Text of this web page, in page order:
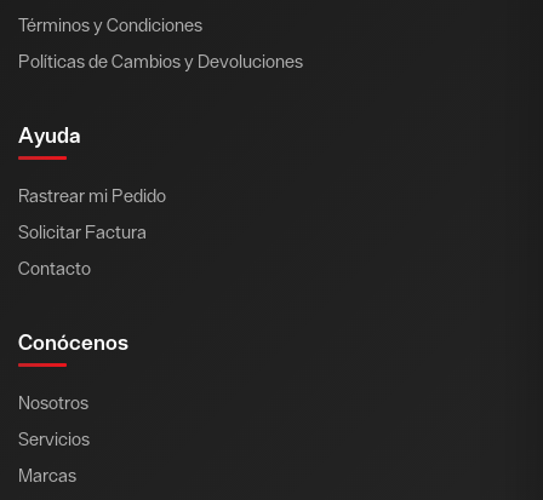
Términos y Condiciones
Políticas de Cambios y Devoluciones
Ayuda
Rastrear mi Pedido
Solicitar Factura
Contacto
Conócenos
Nosotros
Servicios
Marcas